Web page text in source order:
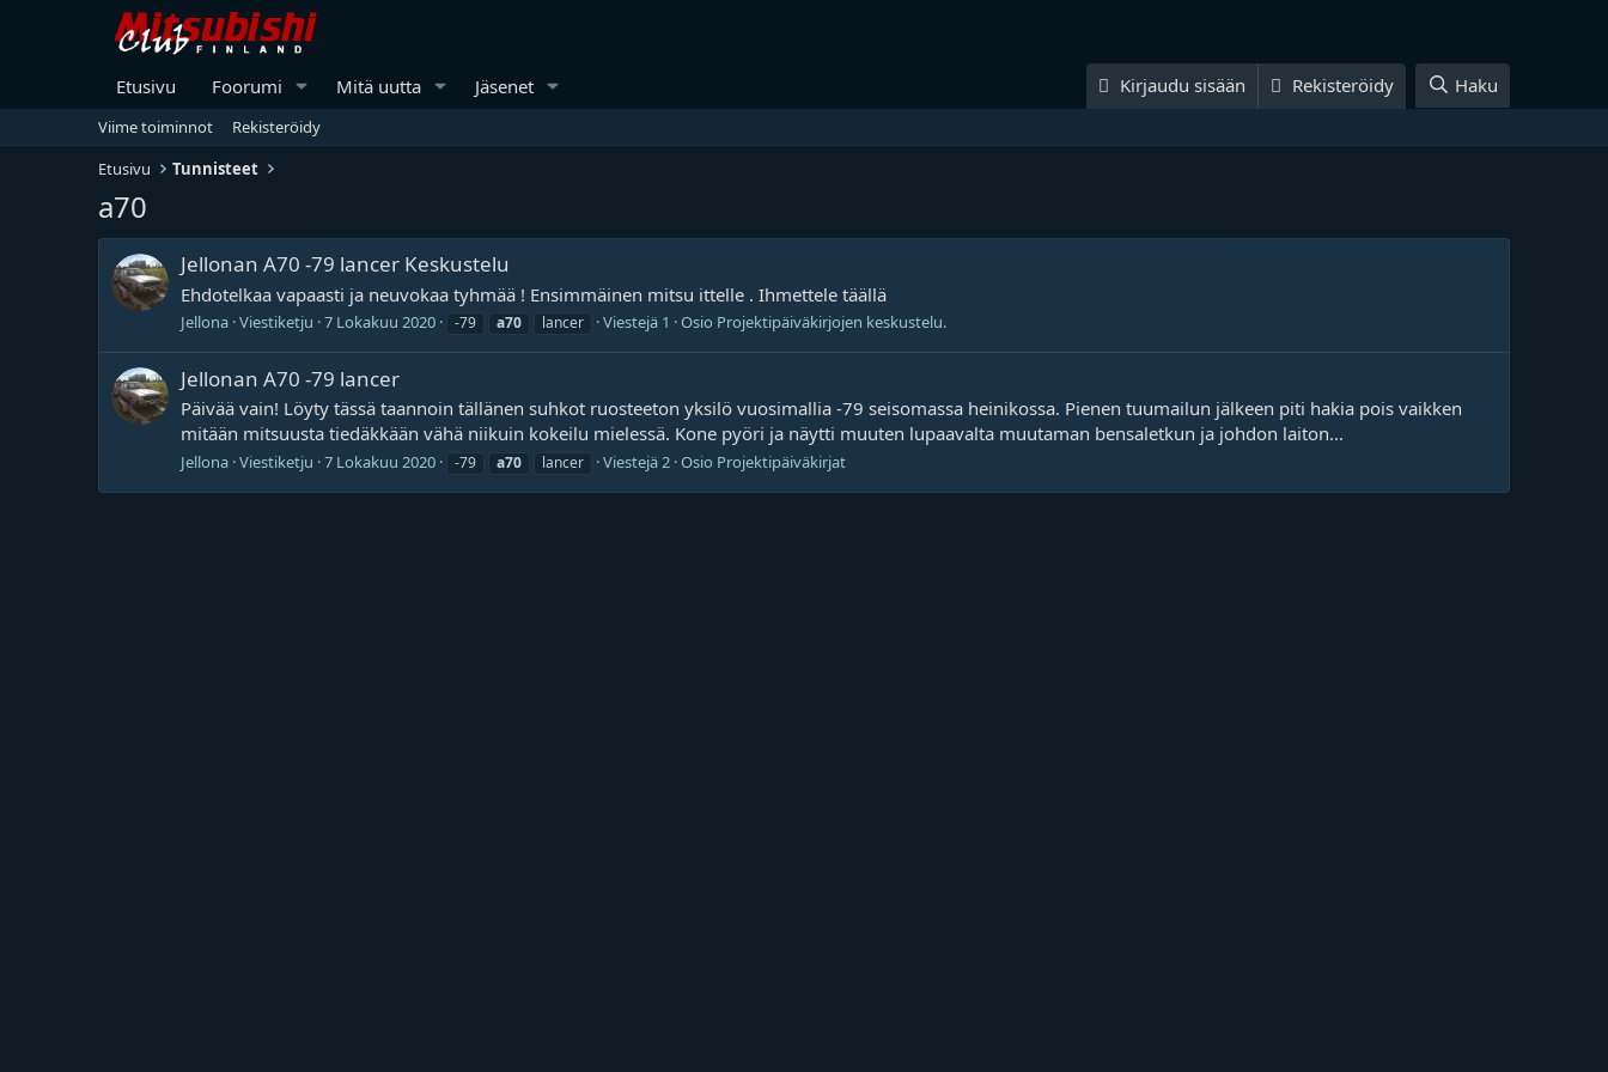
Etusivu Foorumi Mitä uutta Jäsenet Kirjaudu sisään Rekisteröidy Haku
Viime toiminnot
Rekisteröidy
Etusivu
Tunnisteet
a70
Jellonan A70 -79 lancer Keskustelu
Ehdotelkaa vapaasti ja neuvokaa tyhmää ! Ensimmäinen mitsu ittelle . Ihmettele täällä
Jellona Viestiketju 7 Lokakuu 2020 -79 a70 lancer Viestejä 1 Osio Projektipäiväkirjojen keskustelu.
Jellonan A70 -79 lancer
Päivää vain! Löyty tässä taannoin tällänen suhkot ruosteeton yksilö vuosimallia -79 seisomassa heinikossa. Pienen tuumailun jälkeen piti hakia pois vaikken
mitään mitsuusta tiedäkkään vähä niikuin kokeilu mielessä. Kone pyöri ja näytti muuten lupaavalta muutaman bensaletkun ja johdon laiton...
Jellona Viestiketju 7 Lokakuu 2020 -79 a70 lancer Viestejä 2 Osio Projektipäiväkirjat